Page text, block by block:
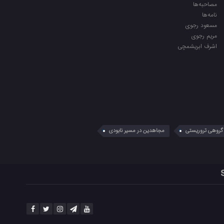
مصاحبه‌ها
نامه‌ها
مسعود رجوی
مریم رجوی
اشرف ابریشمچی
تروریستی
مجاهدین در مسیر نابودی